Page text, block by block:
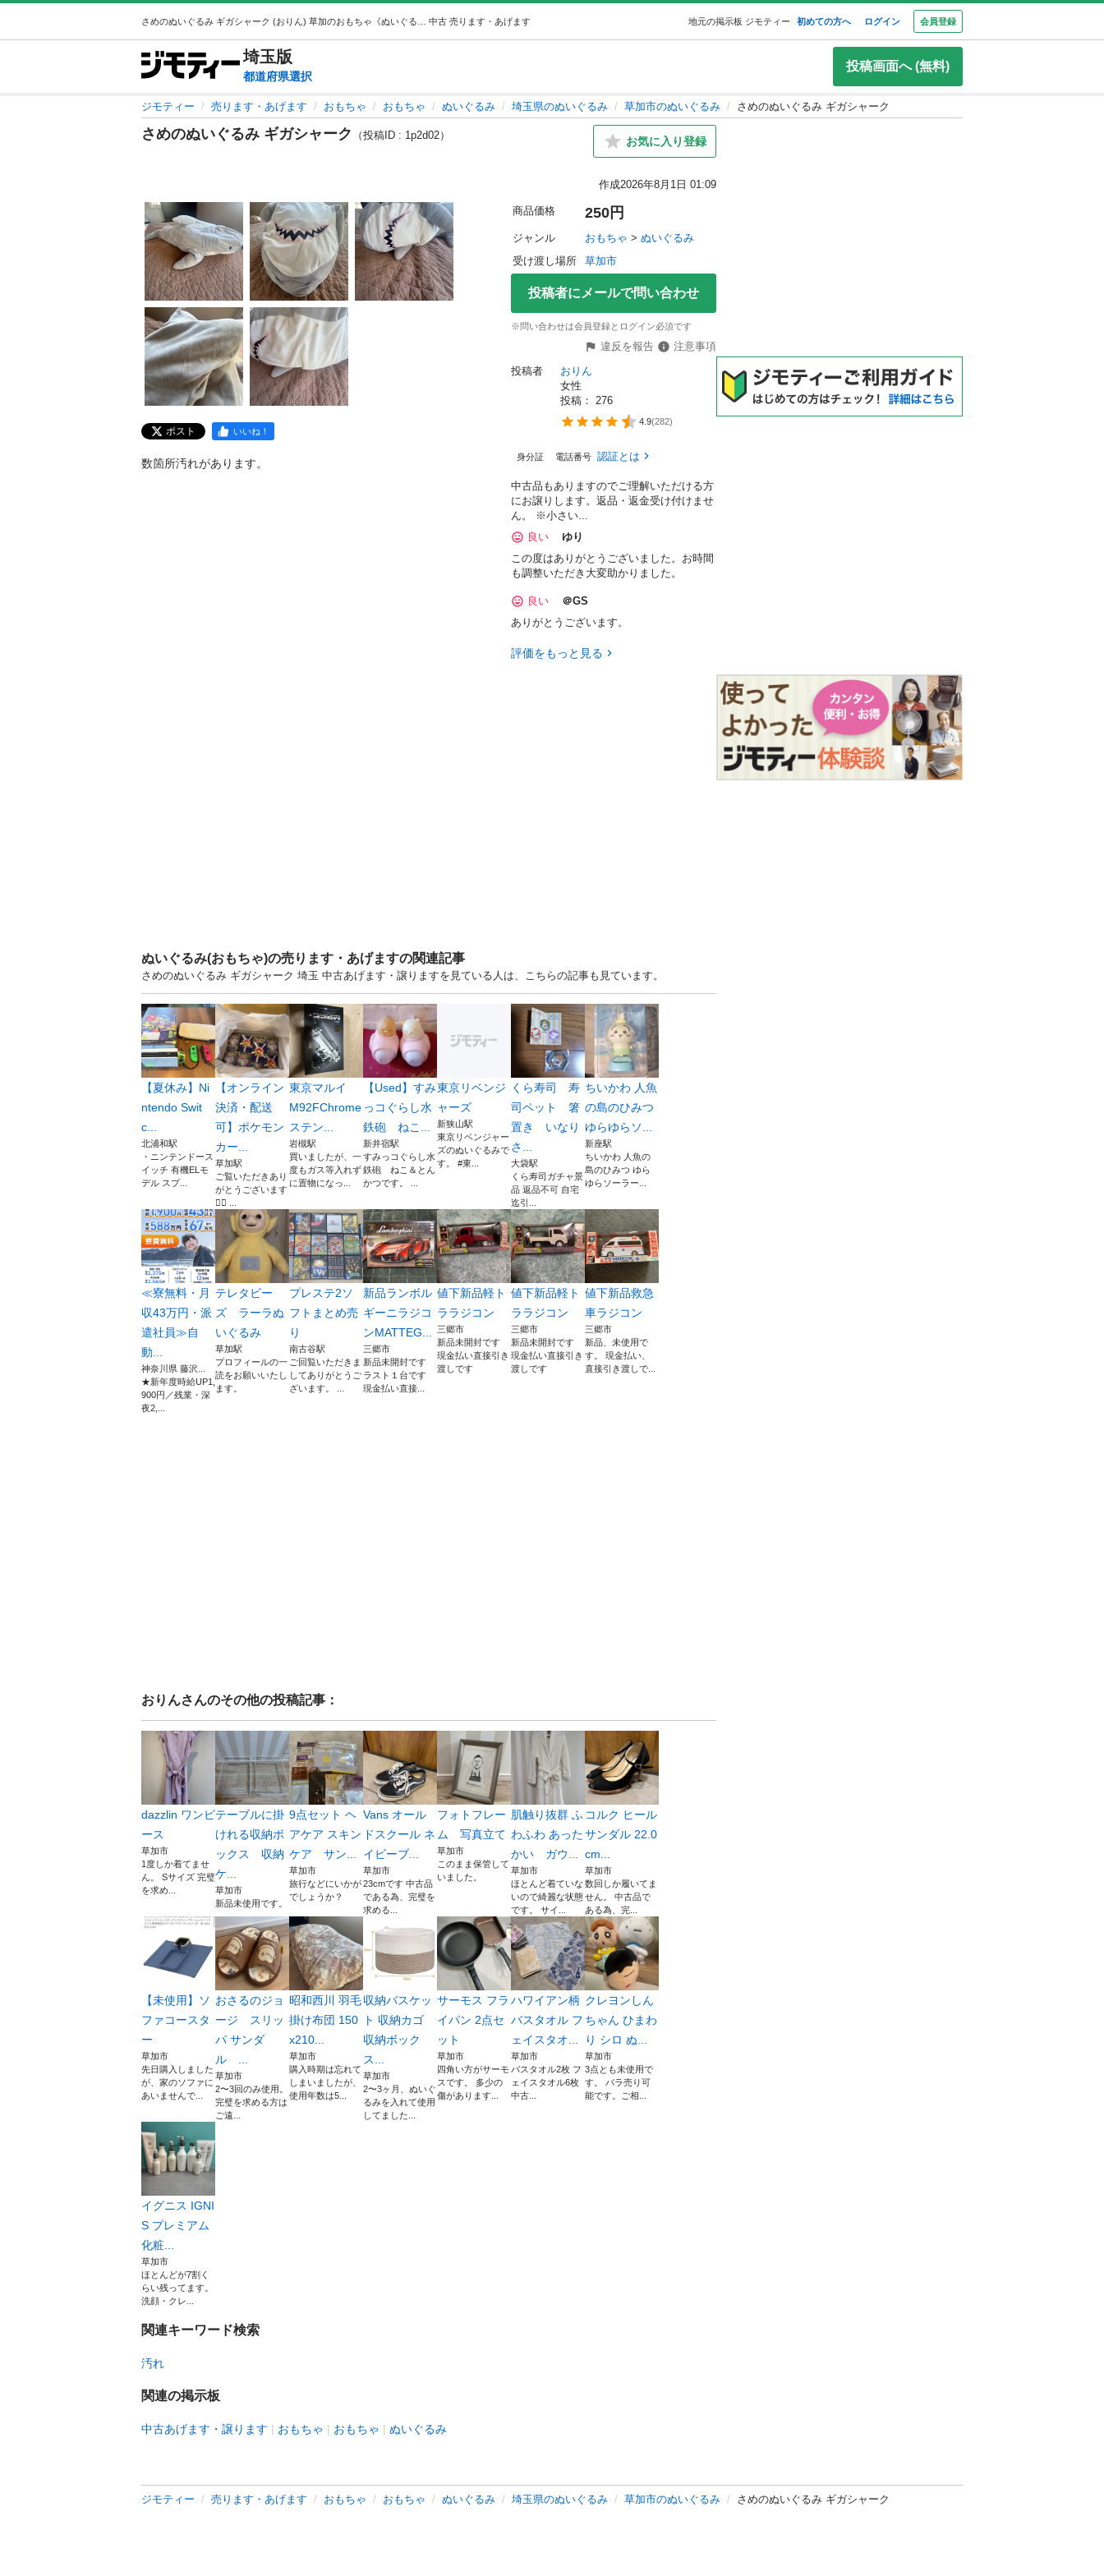
中古 売ります・あげます 地元の掲示板 ジモティー 初めての方へ ログイン 会員登録
埼玉版
都道府県選択
投稿画面へ (無料)
ジモティー 売ります・あげます おもちゃ おもちゃ ぬいぐるみ 埼玉県のぬいぐるみ 草加市のぬいぐるみ さめのぬいぐるみ ギガシャーク
さめのぬいぐるみ ギガシャーク （投稿ID : 1p2d02） お気に入り登録
作成2026年8月1日 01:09
ポスト いいね！
数箇所汚れがあります。
商品価格 250円
ジャンル おもちゃ > ぬいぐるみ
受け渡し場所
草加市
投稿者にメールで問い合わせ
※問い合わせは会員登録とログイン必須です
違反を報告
注意事項
投稿者
おりん
女性
投稿： 276
4.9(282)
身分証 電話番号 認証とは
中古品もありますのでご理解いただける方
にお譲りします。返品・返金受け付けませ
ん。 ※小さい...
良い
ゆり
この度はありがとうございました。お時間
も調整いただき大変助かりました。
良い
＠GS
ありがとうございます。
評価をもっと見る
ぬいぐるみ(おもちゃ)の売ります・あげますの関連記事
さめのぬいぐるみ ギガシャーク 埼玉 中古あげます・譲りますを見ている人は、こちらの記事も見ています。
【夏休み】Ni
ntendo Swit
c...
北浦和駅
・ニンテンドース
イッチ 有機ELモ
デル スプ...
【オンライン
決済・配送
可】ポケモン
カー...
草加駅
ご覧いただきあり
がとうございます
🙇‍♀️ ...
東京マルイ
M92FChrome
ステン...
岩槻駅
買いましたが、一
度もガス等入れず
に置物になっ...
【Used】すみ
っコぐらし水
鉄砲 ねこ...
新井宿駅
すみっコぐらし水
鉄砲 ねこ＆とん
かつです。 ...
東京リベンジ
ャーズ
新狭山駅
東京リベンジャー
ズのぬいぐるみで
す。 #東...
くら寿司 寿
司ペット 箸
置き いなり
さ...
大袋駅
くら寿司ガチャ景
品 返品不可 自宅
迄引...
ちいかわ 人魚
の島のひみつ
ゆらゆらソ...
新座駅
ちいかわ 人魚の
島のひみつ ゆら
ゆらソーラー...
≪寮無料・月
収43万円・派
遣社員≫自
動...
神奈川県 藤沢...
★新年度時給UP1,
900円／残業・深
夜2,...
テレタビー
ズ ラーラぬ
いぐるみ
草加駅
プロフィールの一
読をお願いいたし
ます。
プレステ2ソ
フトまとめ売
り
南古谷駅
ご回覧いただきま
してありがとうご
ざいます。 ...
新品ランボル
ギーニラジコ
ンMATTEG...
三郷市
新品未開封です
ラスト１台です
現金払い直接...
値下新品軽ト
ララジコン
三郷市
新品未開封です
現金払い直接引き
渡しです
値下新品軽ト
ララジコン
三郷市
新品未開封です
現金払い直接引き
渡しです
値下新品救急
車ラジコン
三郷市
新品、未使用で
す。 現金払い、
直接引き渡しで...
おりんさんのその他の投稿記事：
dazzlin ワンピ
ース
草加市
1度しか着てませ
ん。 Sサイズ 完璧
を求め...
テーブルに掛
けれる収納ボ
ックス 収納
ケ...
草加市
新品未使用です。
9点セット ヘ
アケア スキン
ケア サン...
草加市
旅行などにいかが
でしょうか？
Vans オール
ドスクール ネ
イビーブ...
草加市
23cmです 中古品
である為、完璧を
求める...
フォトフレー
ム 写真立て
草加市
このまま保管して
いました。
肌触り抜群 ふ
わふわ あった
かい ガウ...
草加市
ほとんど着ていな
いので綺麗な状態
です。 サイ...
コルク ヒール
サンダル 22.0
cm...
草加市
数回しか履いてま
せん。 中古品で
ある為、完...
【未使用】ソ
ファコースタ
ー
草加市
先日購入しました
が、家のソファに
あいませんで...
おさるのジョ
ージ スリッ
パ サンダ
ル ...
草加市
2〜3回のみ使用。
完璧を求める方は
ご遠...
昭和西川 羽毛
掛け布団 150
x210...
草加市
購入時期は忘れて
しまいましたが、
使用年数は5...
収納バスケッ
ト 収納カゴ
収納ボック
ス...
草加市
2〜3ヶ月、ぬいぐ
るみを入れて使用
してました...
サーモス フラ
イパン 2点セ
ット
草加市
四角い方がサーモ
スです。 多少の
傷があります...
ハワイアン柄
バスタオル フ
ェイスタオ...
草加市
バスタオル2枚 フ
ェイスタオル6枚
中古...
クレヨンしん
ちゃん ひまわ
り シロ ぬ...
草加市
3点とも未使用で
す。 バラ売り可
能です。ご相...
イグニス IGNI
S プレミアム
化粧...
草加市
ほとんどが7割く
らい残ってます。
洗顔・クレ...
関連キーワード検索
汚れ
関連の掲示板
中古あげます・譲ります おもちゃ おもちゃ ぬいぐるみ
ジモティー 売ります・あげます おもちゃ おもちゃ ぬいぐるみ 埼玉県のぬいぐるみ 草加市のぬいぐるみ さめのぬいぐるみ ギガシャーク